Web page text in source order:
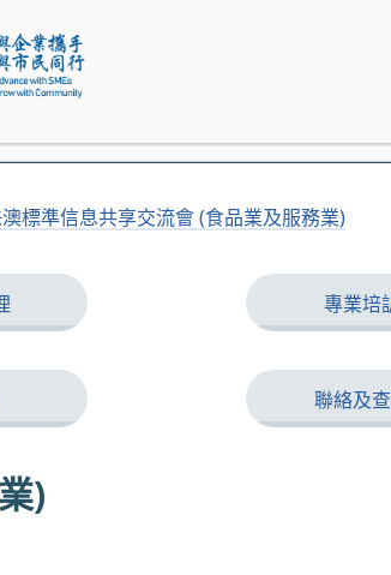
標準信息共享交流會 (食品業及服務業)
專業培
聯絡及
)